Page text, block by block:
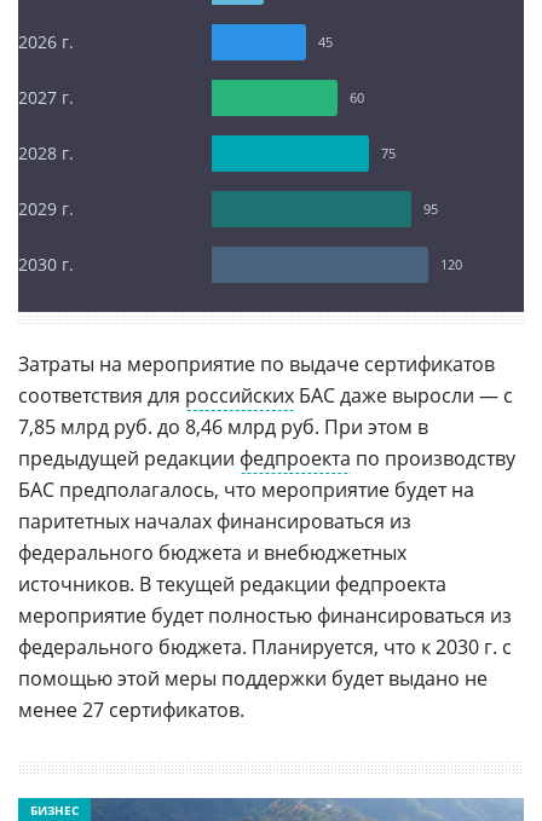
45
2026 г.
60
2027 г.
75
2028 г.
95
2029 г.
120
2030 г.
Затраты на мероприятие по выдаче сертификатов
соответствия для российских БАС даже выросли — с
7,85 млрд руб. до 8,46 млрд руб. При этом в
предыдущей редакции федпроекта по производству
БАС предполагалось, что мероприятие будет на
паритетных началах финансироваться из
федерального бюджета и внебюджетных
источников. В текущей редакции федпроекта
мероприятие будет полностью финансироваться из
федерального бюджета. Планируется, что к 2030 г. с
помощью этой меры поддержки будет выдано не
менее 27 сертификатов.
БИЗНЕС